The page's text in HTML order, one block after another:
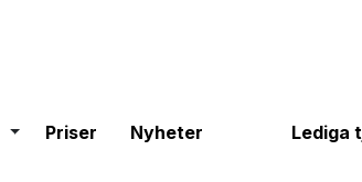
Toggle dropdown
Priser Nyheter Lediga